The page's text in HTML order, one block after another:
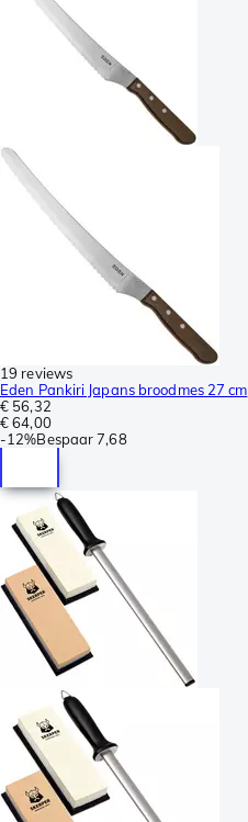
19 reviews
Eden Pankiri Japans broodmes 27 cm
€ 56,32
€ 64,00
-12%Bespaar 7,68